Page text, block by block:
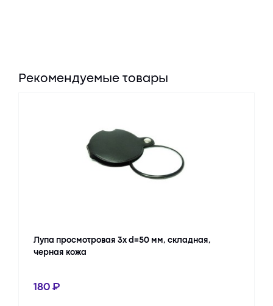
Рекомендуемые товары
Лупа просмотровая 3х d=50 мм, складная,
черная кожа
180